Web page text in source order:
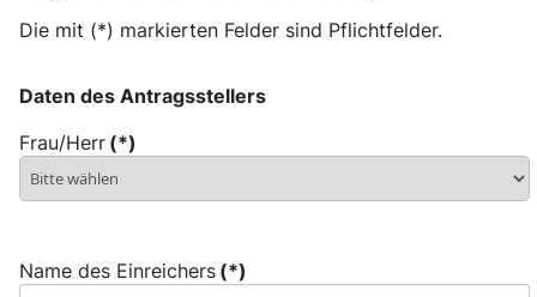
Die mit (*) markierten Felder sind Pflichtfelder.
Daten des Antragsstellers
Frau/Herr (*)
Name des Einreichers (*)